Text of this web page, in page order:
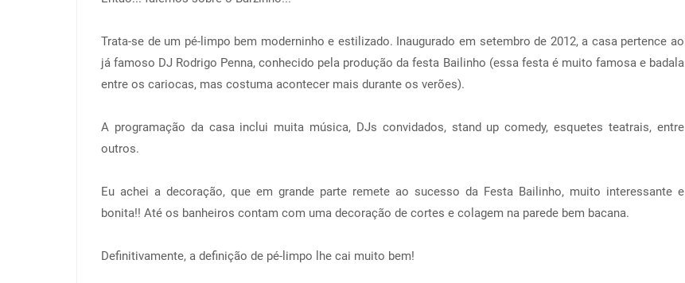
Trata-se de um pé-limpo bem moderninho e estilizado. Inaugurado em setembro de 2012, a casa pertence ao
já famoso DJ Rodrigo Penna, conhecido pela produção da festa Bailinho (essa festa é muito famosa e badala
entre os cariocas, mas costuma acontecer mais durante os verões).
A programação da casa inclui muita música, DJs convidados, stand up comedy, esquetes teatrais, entre
outros.
Eu achei a decoração, que em grande parte remete ao sucesso da Festa Bailinho, muito interessante e
bonita!! Até os banheiros contam com uma decoração de cortes e colagem na parede bem bacana.
Definitivamente, a definição de pé-limpo lhe cai muito bem!